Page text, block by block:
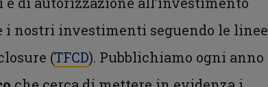
i nostri investimenti seguendo le linee
(TFCD). Pubblichiamo ogni anno